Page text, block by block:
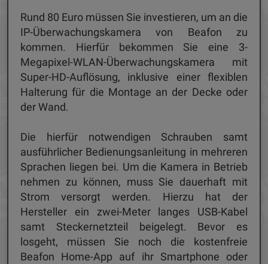
Rund 80 Euro müssen Sie investieren, um an die
IP-Überwachungskamera von Beafon zu
kommen. Hierfür bekommen Sie eine 3-
Megapixel-WLAN-Überwachungskamera mit
Super-HD-Auflösung, inklusive einer flexiblen
Halterung für die Montage an der Decke oder
der Wand.
Die hierfür notwendigen Schrauben samt
ausführlicher Bedienungsanleitung in mehreren
Sprachen liegen bei. Um die Kamera in Betrieb
nehmen zu können, muss Sie dauerhaft mit
Strom versorgt werden. Hierzu hat der
Hersteller ein zwei-Meter langes USB-Kabel
samt Steckernetzteil beigelegt. Bevor es
losgeht, müssen Sie noch die kostenfreie
Beafon Home-App auf ihr Smartphone oder